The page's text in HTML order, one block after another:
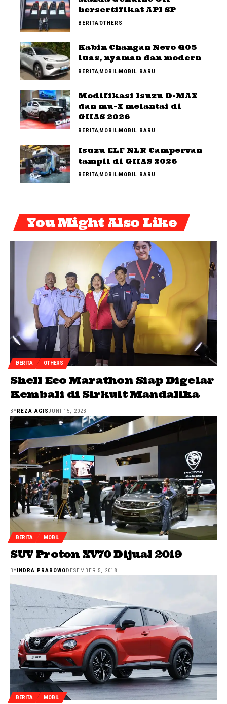
bersertifikat API SP
BERITAOTHERS
Kabin Changan Nevo Q05
luas, nyaman dan modern
BERITAMOBILMOBIL BARU
Modifikasi Isuzu D-MAX
dan mu-X melantai di
GIIAS 2026
BERITAMOBILMOBIL BARU
Isuzu ELF NLR Campervan
tampil di GIIAS 2026
BERITAMOBILMOBIL BARU
You Might Also Like
BERITA OTHERS
Shell Eco Marathon Siap Digelar
Kembali di Sirkuit Mandalika
BYREZA AGISJUNI 15, 2023
BERITA MOBIL
SUV Proton XV70 Dijual 2019
BY INDRA PRABOWO DESEMBER 5, 2018
BERITA MOBIL